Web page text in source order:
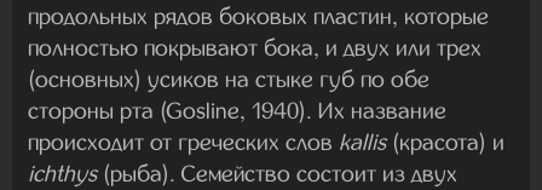
продольных рядов боковых пластин, которые
полностью покрывают бока, и двух или трех
(основных) усиков на стыке губ по обе
стороны рта (Gosline, 1940). Их название
происходит от греческих слов kallis (красота) и
ichthys (рыба). Семейство состоит из двух